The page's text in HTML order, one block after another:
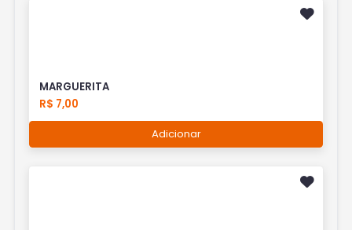
MARGUERITA
R$ 7,00
Adicionar